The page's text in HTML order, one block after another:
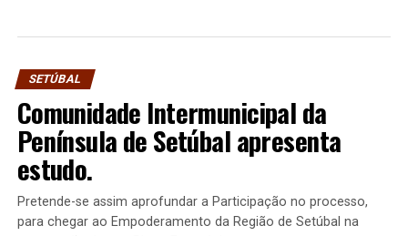
SETÚBAL
Comunidade Intermunicipal da
Península de Setúbal apresenta
estudo.
Pretende-se assim aprofundar a Participação no processo,
para chegar ao Empoderamento da Região de Setúbal na